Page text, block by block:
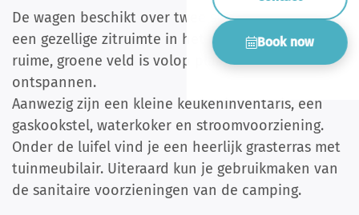
Book now
De wagen beschikt over twee slaapgedeelten met
een gezellige zitruimte in het midden. Op het
ruime, groene veld is volop plaats om te
ontspannen.
Aanwezig zijn een kleine keukeninventaris, een
gaskookstel, waterkoker en stroomvoorziening.
Onder de luifel vind je een heerlijk grasterras met
tuinmeubilair. Uiteraard kun je gebruikmaken van
de sanitaire voorzieningen van de camping.